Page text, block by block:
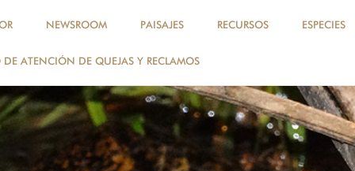
NEWSROOM PAISAJES RECURSOS ESPECIES
ATENCIÓN DE QUEJAS Y RECLAMOS